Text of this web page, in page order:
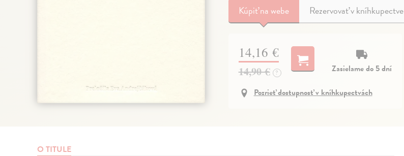
Kúpiťna webe Rezervovať v kníhkupectve
14,16 €
14,90 € ?
Zasielame do 5 dní
Pozrieť dostupnosť v kníhkupectvách
O TITULE